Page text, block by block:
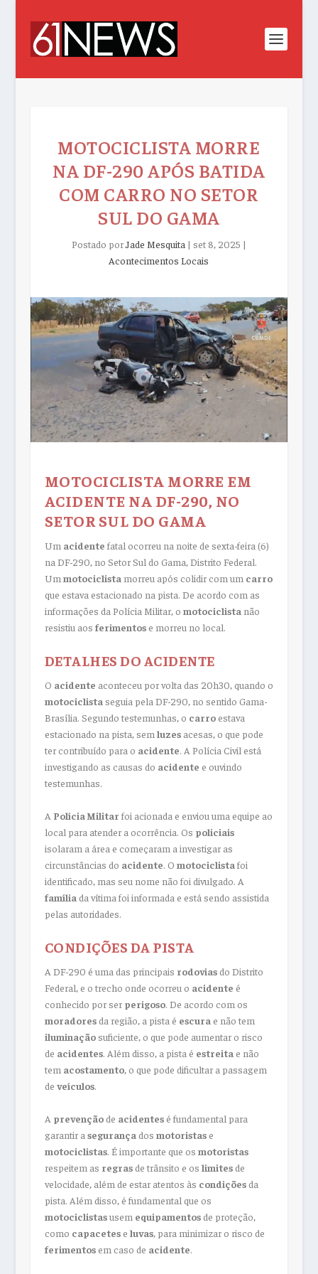
MOTOCICLISTA MORRE
NA DF-290 APÓS BATIDA
COM CARRO NO SETOR
SUL DO GAMA
Postado porJade Mesquita | set 8, 2025 |
Acontecimentos Locais
MOTOCICLISTA MORRE EM
ACIDENTE NA DF-290, NO
SETOR SUL DO GAMA
Um acidente fatal ocorreu na noite de sexta-feira (6)
na DF-290, no Setor Sul do Gama, Distrito Federal.
Um motociclista morreu após colidir com um carro
que estava estacionado na pista. De acordo com as
informações da Polícia Militar, o motociclista não
resistiu aos ferimentose morreu no local.
DETALHES DO ACIDENTE
O acidente aconteceu por volta das 20h30, quando o
motociclista seguia pela DF-290, no sentido Gama-
Brasília. Segundo testemunhas, o carroestava
estacionado na pista, sem luzesacesas, o que pode
ter contribuído para o acidente. A Polícia Civil está
investigando as causas do acidente e ouvindo
testemunhas.
A Polícia Militar foi acionada e enviou uma equipe ao
local para atender a ocorrência. Os policiais
isolaram a área e começaram a investigar as
circunstâncias do acidente. O motociclista foi
identificado, mas seu nome não foi divulgado. A
família da vítima foi informada e está sendo assistida
pelas autoridades.
CONDIÇÕES DA PISTA
A DF-290 é uma das principais rodoviasdo Distrito
Federal, e o trecho onde ocorreu o acidente é
conhecido por ser perigoso. De acordo com os
moradoresda região, a pista é escura e não tem
iluminaçãosuficiente, o que pode aumentar o risco
de acidentes. Além disso, a pista é estreita e não
tem acostamento, o que pode dificultar a passagem
de veículos.
A prevençãode acidentesé fundamental para
garantir a segurança dos motoristase
motociclistas. É importante que os motoristas
respeitem as regrasde trânsito e os limitesde
velocidade, além de estar atentos às condiçõesda
pista. Além disso, é fundamental que os
motociclistasusem equipamentosde proteção,
como capacetese luvas, para minimizar o risco de
ferimentosem caso de acidente.